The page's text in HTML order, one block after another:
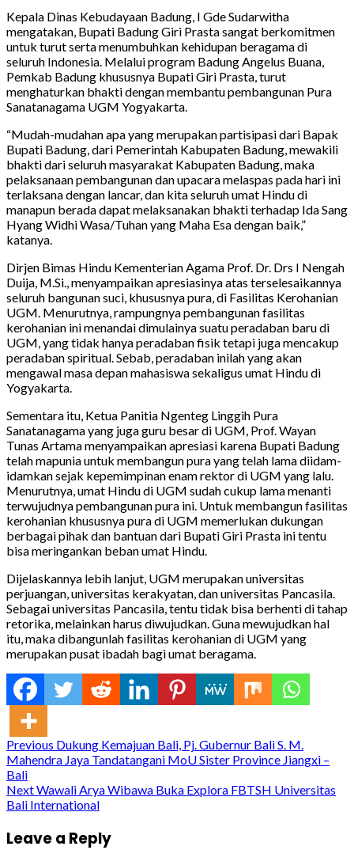
Kepala Dinas Kebudayaan Badung, I Gde Sudarwitha
mengatakan, Bupati Badung Giri Prasta sangat berkomitmen
untuk turut serta menumbuhkan kehidupan beragama di
seluruh Indonesia. Melalui program Badung Angelus Buana,
Pemkab Badung khususnya Bupati Giri Prasta, turut
menghaturkan bhakti dengan membantu pembangunan Pura
Sanatanagama UGM Yogyakarta.
“Mudah-mudahan apa yang merupakan partisipasi dari Bapak
Bupati Badung, dari Pemerintah Kabupaten Badung, mewakili
bhakti dari seluruh masyarakat Kabupaten Badung, maka
pelaksanaan pembangunan dan upacara melaspas pada hari ini
terlaksana dengan lancar, dan kita seluruh umat Hindu di
manapun berada dapat melaksanakan bhakti terhadap Ida Sang
Hyang Widhi Wasa/Tuhan yang Maha Esa dengan baik,”
katanya.
Dirjen Bimas Hindu Kementerian Agama Prof. Dr. Drs I Nengah
Duija, M.Si., menyampaikan apresiasinya atas terselesaikannya
seluruh bangunan suci, khususnya pura, di Fasilitas Kerohanian
UGM. Menurutnya, rampungnya pembangunan fasilitas
kerohanian ini menandai dimulainya suatu peradaban baru di
UGM, yang tidak hanya peradaban fisik tetapi juga mencakup
peradaban spiritual. Sebab, peradaban inilah yang akan
mengawal masa depan mahasiswa sekaligus umat Hindu di
Yogyakarta.
Sementara itu, Ketua Panitia Ngenteg Linggih Pura
Sanatanagama yang juga guru besar di UGM, Prof. Wayan
Tunas Artama menyampaikan apresiasi karena Bupati Badung
telah mapunia untuk membangun pura yang telah lama diidam-
idamkan sejak kepemimpinan enam rektor di UGM yang lalu.
Menurutnya, umat Hindu di UGM sudah cukup lama menanti
terwujudnya pembangunan pura ini. Untuk membangun fasilitas
kerohanian khususnya pura di UGM memerlukan dukungan
berbagai pihak dan bantuan dari Bupati Giri Prasta ini tentu
bisa meringankan beban umat Hindu.
Dijelaskannya lebih lanjut, UGM merupakan universitas
perjuangan, universitas kerakyatan, dan universitas Pancasila.
Sebagai universitas Pancasila, tentu tidak bisa berhenti di tahap
retorika, melainkan harus diwujudkan. Guna mewujudkan hal
itu, maka dibangunlah fasilitas kerohanian di UGM yang
merupakan pusat ibadah bagi umat beragama.
Continue
Reading
Previous Dukung Kemajuan Bali, Pj. Gubernur Bali S. M.
Mahendra Jaya Tandatangani MoU Sister Province Jiangxi –
Bali
NextWawali Arya Wibawa Buka Explora FBTSH Universitas
Bali International
Leave a Reply